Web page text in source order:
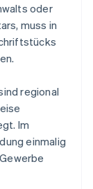
oder
muss in
regional
Im
einmalig